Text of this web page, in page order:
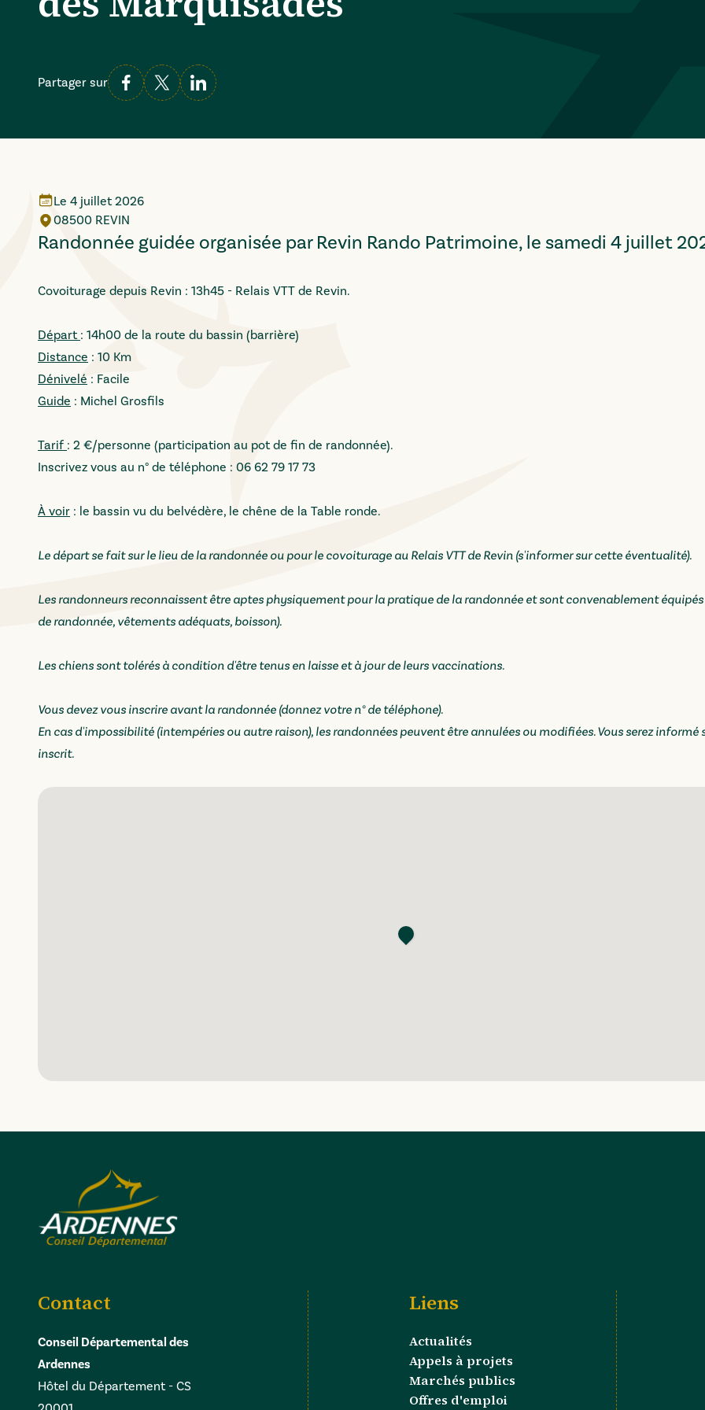
Partager sur
Le 4 juillet 2026
08500 REVIN
Randonnée guidée organisée par Revin Rando Patrimoine, le samedi 4 juillet
Covoiturage depuis Revin : 13h45 - Relais VTT de Revin.
Départ : 14h00 de la route du bassin (barrière)
Distance : 10 Km
Dénivelé : Facile
Guide : Michel Grosfils
Tarif : 2 €/personne (participation au pot de fin de randonnée).
Inscrivez vous au n° de téléphone : 06 62 79 17 73
À voir : le bassin vu du belvédère, le chêne de la Table ronde.
Le départ se fait sur le lieu de la randonnée ou pour le covoiturage au Relais VTT de Revin (s'informer sur cette éventualité).
Les randonneurs reconnaissent être aptes physiquement pour la pratique de la randonnée et sont convenablement équipés
de randonnée, vêtements adéquats, boisson).
Les chiens sont tolérés à condition d'être tenus en laisse et à jour de leurs vaccinations.
Vous devez vous inscrire avant la randonnée (donnez votre n° de téléphone).
En cas d'impossibilité (intempéries ou autre raison), les randonnées peuvent être annulées ou modifiées. Vous serez informé
inscrit.
Contact
Conseil Départemental des
Ardennes
Hôtel du Département - CS
Liens
Actualités
Appels à projets
Marchés publics
Offres d'emploi